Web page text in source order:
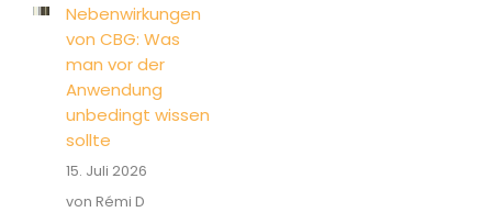
Nebenwirkungen
von CBG: Was
man vor der
Anwendung
unbedingt wissen
sollte
15. Juli 2026
von Rémi D